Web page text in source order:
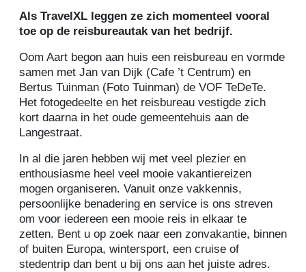
Als TravelXL leggen ze zich momenteel vooral
toe op de reisbureautak van het bedrijf.
Oom Aart begon aan huis een reisbureau en vormde
samen met Jan van Dijk (Cafe ’t Centrum) en
Bertus Tuinman (Foto Tuinman) de VOF TeDeTe.
Het fotogedeelte en het reisbureau vestigde zich
kort daarna in het oude gemeentehuis aan de
Langestraat.
In al die jaren hebben wij met veel plezier en
enthousiasme heel veel mooie vakantiereizen
mogen organiseren. Vanuit onze vakkennis,
persoonlijke benadering en service is ons streven
om voor iedereen een mooie reis in elkaar te
zetten. Bent u op zoek naar een zonvakantie, binnen
of buiten Europa, wintersport, een cruise of
stedentrip dan bent u bij ons aan het juiste adres.